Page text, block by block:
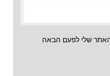
שלי לפעם הבאה